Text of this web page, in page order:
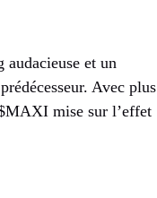
et un
Avec plus
mise sur l’effet